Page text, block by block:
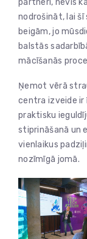
nodrošināt, lai
beigām, jo
balstās
mācīšanās
Ņemot vērā
centra izveide ir
praktisku
stiprināšanā un
vienlaikus
nozīmīgā jomā.